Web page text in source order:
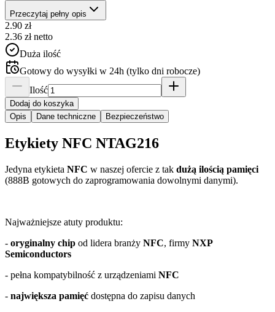
Przeczytaj pełny opis
2.90 zł
2.36 złnetto
Duża ilość
Gotowy do wysyłki w 24h (tylko dni robocze)
Ilość
Dodaj do koszyka
Opis
Dane techniczne Bezpieczeństwo
Etykiety NFC NTAG216
Jedyna etykieta NFC w naszej ofercie z tak dużą ilością pamięci
(888B gotowych do zaprogramowania dowolnymi danymi).
Najważniejsze atuty produktu:
- oryginalny chip od lidera branży NFC, firmy NXP
Semiconductors
- pełna kompatybilność z urządzeniami NFC
- największa pamięć dostępna do zapisu danych